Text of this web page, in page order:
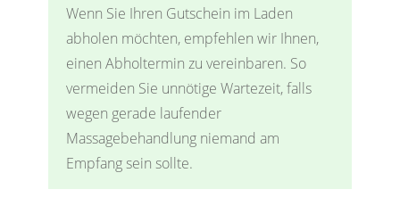
Wenn Sie Ihren Gutschein im Laden
abholen möchten, empfehlen wir Ihnen,
einen Abholtermin zu vereinbaren. So
vermeiden Sie unnötige Wartezeit, falls
wegen gerade laufender
Massagebehandlung niemand am
Empfang sein sollte.